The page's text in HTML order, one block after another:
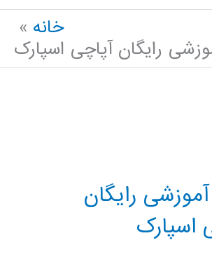
خانه
رایگان آپاچی اسپارک
رایگان
اسپارک